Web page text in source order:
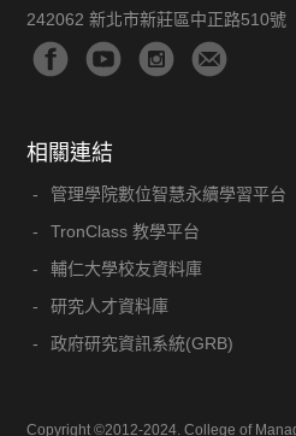
242062 新北市新莊區中正路510號
相關連結
管理學院數位智慧永續學習平台
TronClass 教學平台
輔仁大學校友資料庫
研究人才資料庫
政府研究資訊系統(GRB)
Copyright ©2012-2024. College of